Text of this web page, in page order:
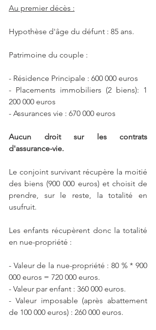
Au premier décès :
Hypothèse d'âge du défunt : 85 ans.
Patrimoine du couple :
- Résidence Principale : 600 000 euros
- Placements immobiliers (2 biens): 1
200 000 euros
- Assurances vie : 670 000 euros
Aucun droit sur les contrats
d'assurance-vie.
Le conjoint survivant récupère la moitié
des biens (900 000 euros) et choisit de
prendre, sur le reste, la totalité en
usufruit.
Les enfants récupèrent donc la totalité
en nue-propriété :
- Valeur de la nue-propriété : 80 % * 900
000 euros = 720 000 euros.
- Valeur par enfant : 360 000 euros.
- Valeur imposable (après abattement
de 100 000 euros) : 260 000 euros.